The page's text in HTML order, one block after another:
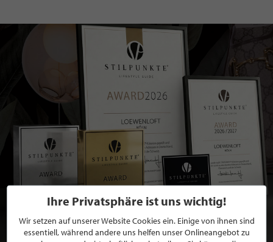
BEWERBEN SIE SICH FÜR EINE GRATIS
Ihre Privatsphäre ist uns wichtig!
Wir setzen auf unserer Website Cookies ein. Einige von ihnen sind
essentiell, während andere uns helfen unser Onlineangebot zu